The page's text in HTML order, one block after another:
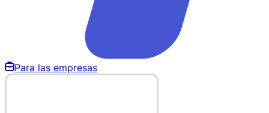
Para las empresas